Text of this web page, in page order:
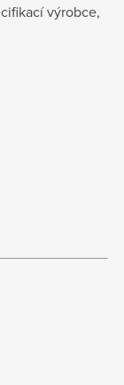
výrobce,